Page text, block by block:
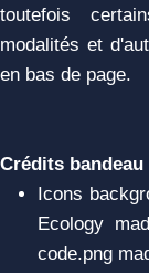
toutefois
modalités et
en bas de page.
Crédits bandeau
Icons
Ecology
code.png